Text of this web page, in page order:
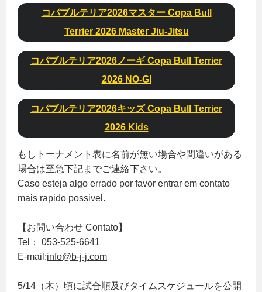
コパブルテリア2026マスター Copa Bull
Terrier 2026 Master Jiu-Jitsu
コパブルテリア2026ノーギ Copa Bull Terrier
2026 NO-GI
コパブルテリア2026キッズ Copa Bull Terrier
2026 Kids
もしトーナメント表に名前が無い場合や間違いがある
場合は至急下記までご連絡下さい。
Caso esteja algo errado por favor entrar em contato
mais rapido possivel.
【お問い合わせ Contato】
Tel： 053-525-6641
E-mail:info@b-j-j.com
5/14（木）頃に試合順及びタイムスケジュールを公開